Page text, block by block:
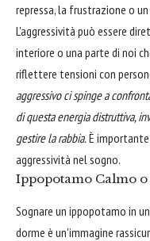
repressa, la frustrazione o
L'aggressività può essere
interiore o una parte di noi
riflettere tensioni con
aggressivo ci spinge a
di questa energia distruttiva,
gestire la rabbia.È
aggressività nel sogno.
Ippopotamo Calmo o
Sognare un ippopotamo in
dorme è un'immagine